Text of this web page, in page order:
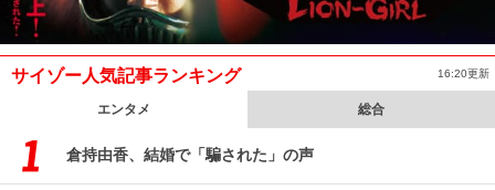
サイゾー人気記事ランキング 16:20更新
エンタメ 総合
倉持由香、結婚で「騙された」の声